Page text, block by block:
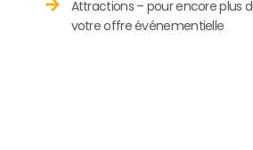
Attractions – pour encore plus
votre offre événementielle